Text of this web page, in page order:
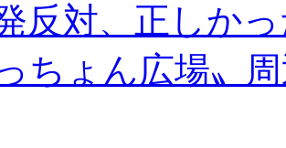
発反対、正しか
っちょん広場〟